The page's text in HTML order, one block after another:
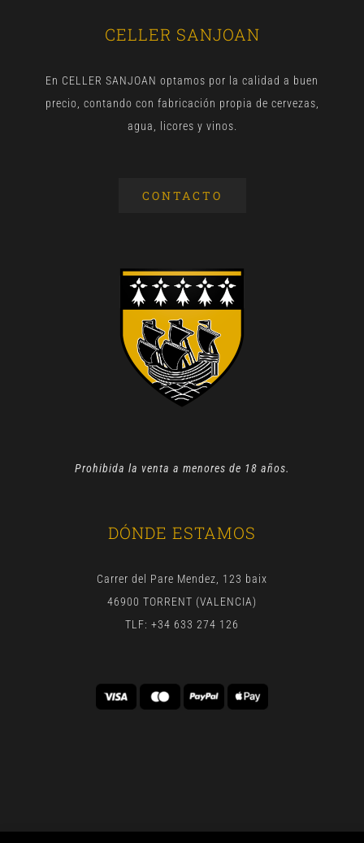
CELLER SANJOAN
En CELLER SANJOAN optamos por la calidad a buen
precio, contando con fabricación propia de cervezas,
agua, licores y vinos.
CONTACTO
Prohibida la venta a menores de 18 años.
DÓNDE ESTAMOS
Carrer del Pare Mendez, 123 baix
46900 TORRENT (VALENCIA)
TLF: +34 633 274 126